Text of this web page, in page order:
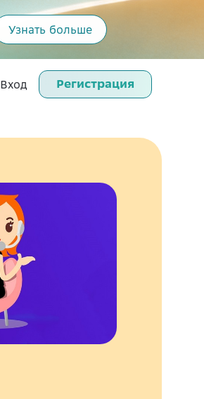
Узнать больше
Вход Регистрация